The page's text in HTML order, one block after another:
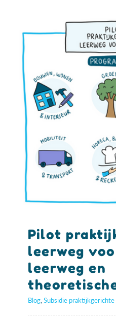
Pilot
leerweg
leerweg en
Blog Subsidie